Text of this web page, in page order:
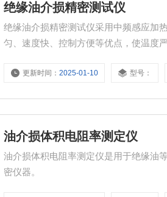
绝缘油介损精密测试仪
绝缘油介损精密测试仪采用中频感应加
匀、速度快、控制方便等优点，使温度
更新时间：2025-01-10 型号：
油介损体积电阻率测定仪
油介损体积电阻率测定仪是用于绝缘油
密仪器。